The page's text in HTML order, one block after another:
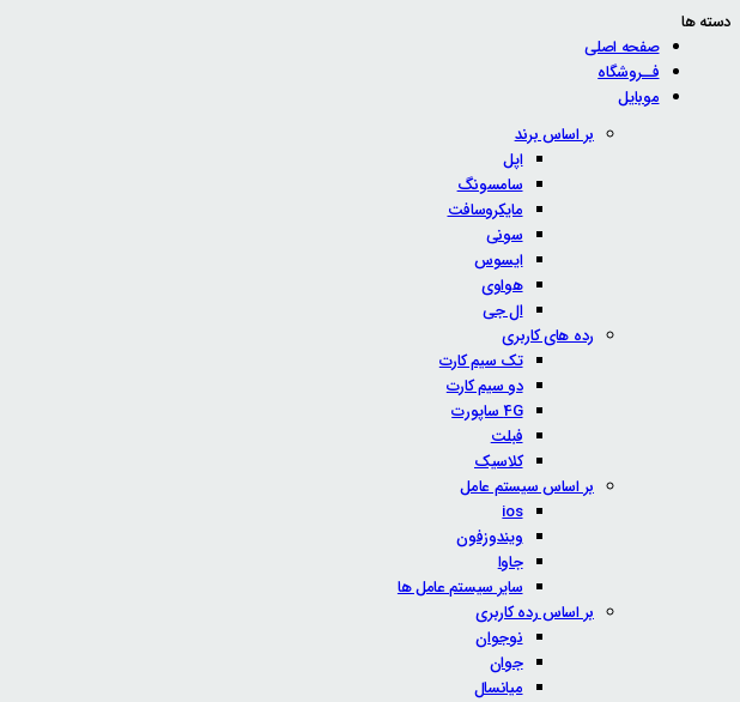
دسته ها
صفحه اصلی
فــروشگاه
موبایل
بر اساس برند
اپل
سامسونگ
مایکروسافت
سونی
ایسوس
هواوی
ال جی
رده های کاربری
تک سیم کارت
دو سیم کارت
4G ساپورت
فبلت
کلاسیک
بر اساس سیستم عامل
ios
ویندوزفون
جاوا
سایر سیستم عامل ها
بر اساس رده کاربری
نوجوان
جوان
میانسال